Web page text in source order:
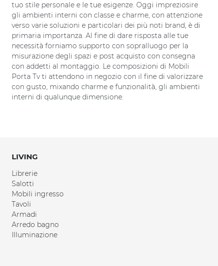
tuo stile personale e le tue esigenze. Oggi impreziosire
gli ambienti interni con classe e charme, con attenzione
verso varie soluzioni e particolari dei più noti brand, è di
primaria importanza. Al fine di dare risposta alle tue
necessità forniamo supporto con sopralluogo per la
misurazione degli spazi e post acquisto con consegna
con addetti al montaggio. Le composizioni di Mobili
Porta Tv ti attendono in negozio con il fine di valorizzare
con gusto, mixando charme e funzionalità, gli ambienti
interni di qualunque dimensione.
LIVING
Librerie
Salotti
Mobili ingresso
Tavoli
Armadi
Arredo bagno
Illuminazione